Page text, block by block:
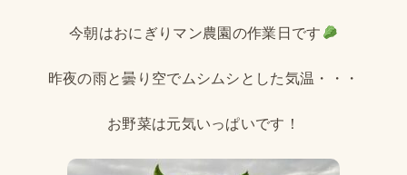
今朝はおにぎりマン農園の作業日です
昨夜の雨と曇り空でムシムシとした気温・・・
お野菜は元気いっぱいです！